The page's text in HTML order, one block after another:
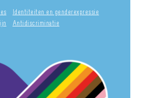
Identiteiten en genderexpressie
Antidiscriminatie